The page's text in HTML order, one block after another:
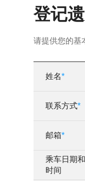
登记
请提供您的基
姓名*
联系方式*
邮箱*
乘车日期和
时间